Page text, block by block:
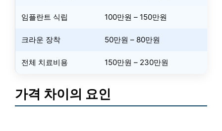
임플란트 식립 100만원 – 150만원
크라운 장착 50만원 – 80만원
전체 치료비용 150만원 – 230만원
가격 차이의 요인